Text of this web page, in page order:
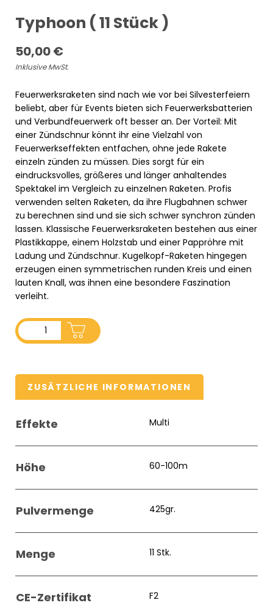
Typhoon ( 11 Stück )
50,00€
Inklusive MwSt.
Feuerwerksraketen sind nach wie vor bei Silvesterfeiern
beliebt, aber für Events bieten sich Feuerwerksbatterien
und Verbundfeuerwerk oft besser an. Der Vorteil: Mit
einer Zündschnur könnt ihr eine Vielzahl von
Feuerwerkseffekten entfachen, ohne jede Rakete
einzeln zünden zu müssen. Dies sorgt für ein
eindrucksvolles, größeres und länger anhaltendes
Spektakel im Vergleich zu einzelnen Raketen. Profis
verwenden selten Raketen, da ihre Flugbahnen schwer
zu berechnen sind und sie sich schwer synchron zünden
lassen. Klassische Feuerwerksraketen bestehen aus einer
Plastikkappe, einem Holzstab und einer Pappröhre mit
Ladung und Zündschnur. Kugelkopf-Raketen hingegen
erzeugen einen symmetrischen runden Kreis und einen
lauten Knall, was ihnen eine besondere Faszination
verleiht.
ZUSÄTZLICHE INFORMATIONEN
Effekte Multi
Höhe 60-100m
Pulvermenge 425gr.
Menge 11 Stk.
CE-Zertifikat F2